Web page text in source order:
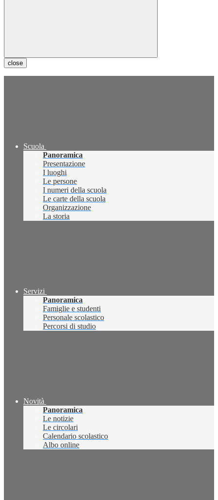
close
Scuola
Panoramica
Presentazione
I luoghi
Le persone
I numeri della scuola
Le carte della scuola
Organizzazione
La storia
Servizi
Panoramica
Famiglie e studenti
Personale scolastico
Percorsi di studio
Novità
Panoramica
Le notizie
Le circolari
Calendario scolastico
Albo online